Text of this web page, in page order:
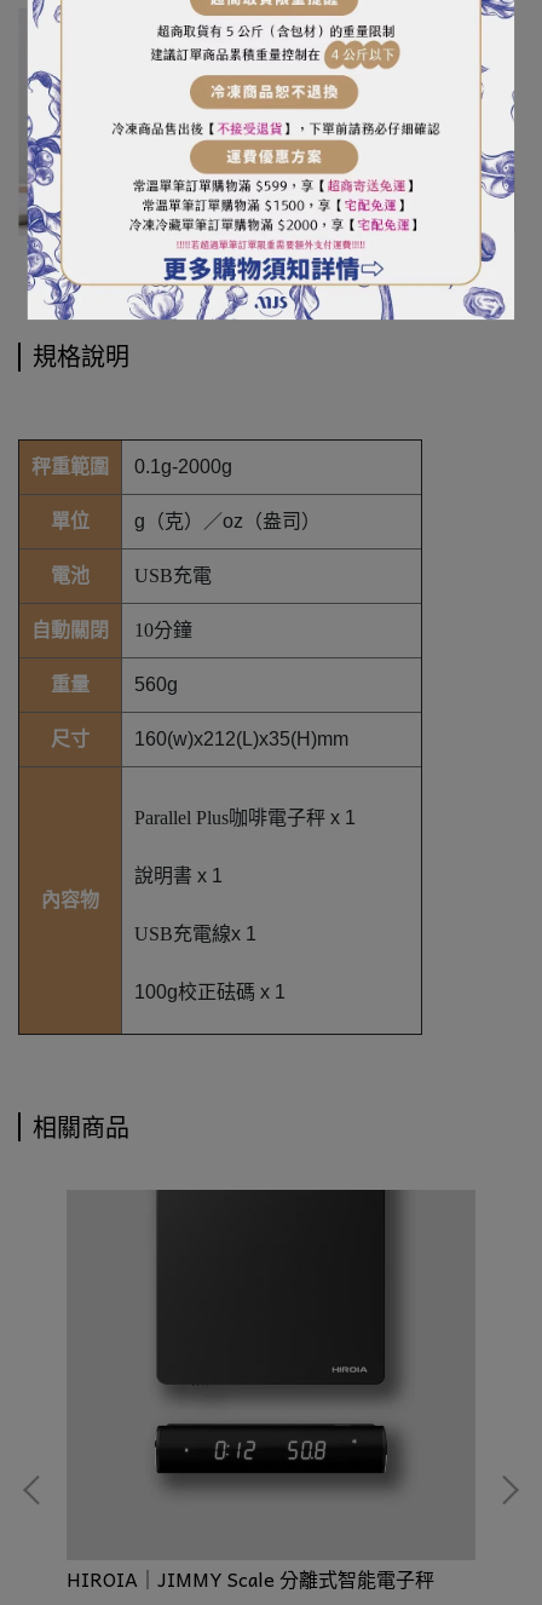
規格說明
秤重範圍 0.1g-2000g
單位 g（克）／oz（盎司）
電池 USB充電
自動關閉 10分鐘
重量 560g
尺寸 160(w)x212(L)x35(H)mm
內容物
Parallel Plus咖啡電子秤 x 1
說明書 x 1
USB充電線x 1
100g校正砝碼 x 1
相關商品
HIROIA｜JIMMY Scale 分離式智能電子秤